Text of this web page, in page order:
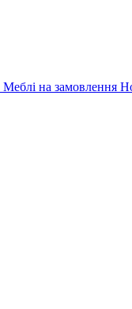
Меблі на замовлення